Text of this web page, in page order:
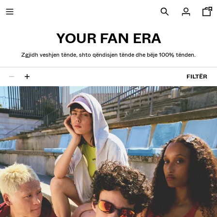
YOUR FAN ERA
Zgjidh veshjen tënde, shto qëndisjen tënde dhe bëje 100% tënden.
28 rezultate FILTËR
TË REJA
CURATED BY
COMBO WINS %
TË GJITHA
DHE BLUZA POLO
TË SHKURTRA